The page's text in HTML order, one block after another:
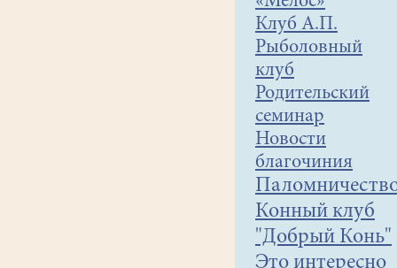
Клуб А.П.
Рыболовный
клуб
Родительский
семинар
Новости
благочиния
Конный клуб
"Добрый Конь"